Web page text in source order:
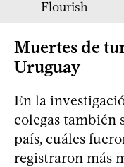
Muertes de
Uruguay
En la
colegas también
país, cuáles
registraron más